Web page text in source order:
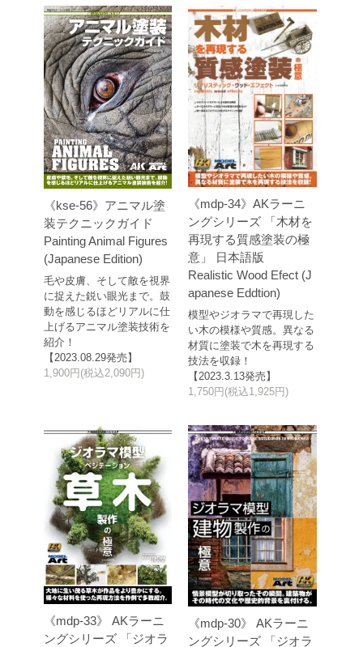
《kse-56》アニマル塗
装テクニックガイド
Painting Animal Figures
(Japanese Edition)
毛や皮膚、そして敵を視界
に捉えた鋭い眼光まで。鼓
動を感じるほどリアルに仕
上げるアニマル塗装技術を
紹介！
【2023.08.29発売】
1,900円(税込2,090円)
《mdp-34》AKラーニ
ングシリーズ 「木材を
再現する質感塗装の極
意」 日本語版
Realistic Wood Efect (J
apanese Eddtion)
模型やジオラマで再現した
い木の模様や質感。異なる
材質に塗装で木を再現する
技法を収録！
【2023.3.13発売】
1,750円(税込1,925円)
《mdp-33》 AKラーニ
ングシリーズ 「ジオラ
《mdp-30》 AKラーニ
ングシリーズ 「ジオラ